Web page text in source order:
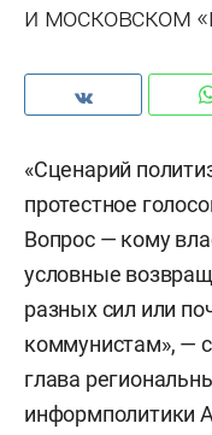
и московском
«Сценарий
протестное
Вопрос — кому
условные
разных сил или
коммунистам», —
глава
информполитики